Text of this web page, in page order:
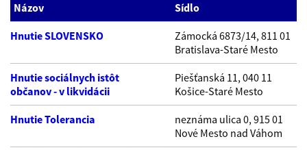
Názov Sídlo
Hnutie SLOVENSKO
Zámocká 6873/14, 811 01
Bratislava-Staré Mesto
Hnutie sociálnych istôt
občanov - v likvidácii
Piešťanská 11, 040 11
Košice-Staré Mesto
Hnutie Tolerancia
neznáma ulica 0, 915 01
Nové Mesto nad Váhom